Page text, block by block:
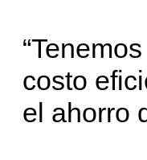
costo
el ahorro